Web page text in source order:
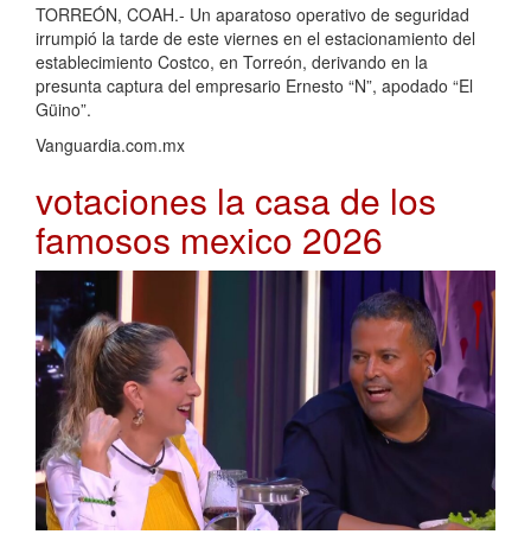
TORREÓN, COAH.- Un aparatoso operativo de seguridad
irrumpió la tarde de este viernes en el estacionamiento del
establecimiento Costco, en Torreón, derivando en la
presunta captura del empresario Ernesto “N”, apodado “El
Güino”.
Vanguardia.com.mx
votaciones la casa de los
famosos mexico 2026